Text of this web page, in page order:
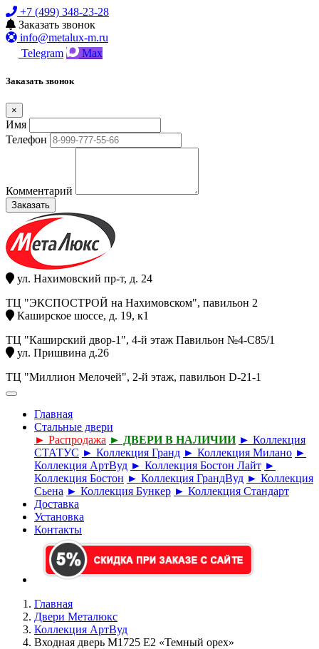
+7 (499) 348-23-28
Заказать звонок
info@metalux-m.ru
Telegram
Max
Заказать звонок
×
Имя
Телефон
Комментарий
Заказать
ул. Нахимовский пр-т, д. 24
ТЦ "ЭКСПОСТРОЙ на Нахимовском", павильон 2
Каширское шоссе, д. 19, к1
ТЦ "Каширский двор-1", 4-й этаж Павильон №4-С85/1
ул. Пришвина д.26
ТЦ "Миллион Мелочей", 2-й этаж, павильон D-21-1
Главная
Стальные двери
► Распродажа ► ДВЕРИ В НАЛИЧИИ ► Коллекция
СТАТУС ► Коллекция Гранд ► Коллекция Милано ►
Коллекция АртВуд ► Коллекция Бостон Лайт ►
Коллекция Бостон ► Коллекция ГрандВуд ► Коллекция
Сьена ► Коллекция Бункер ► Коллекция Стандарт
Доставка
Установка
Контакты
Главная
Двери Металюкс
Коллекция АртВуд
Входная дверь М1725 Е2 «Темный орех»